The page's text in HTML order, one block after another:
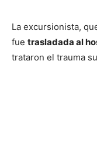
La excursionista,
fue trasladada al
trataron el trauma